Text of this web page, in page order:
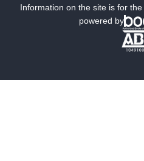
ミステリー
Information on the site is for
powered by